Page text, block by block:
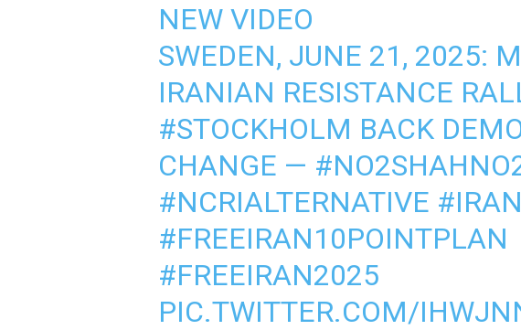
NEW VIDEO
SWEDEN, JUNE 21, 2025:
IRANIAN RESISTANCE
#STOCKHOLM BACK
CHANGE —
#NCRIALTERNATIVE
#FREEIRAN10POINTPLAN
#FREEIRAN2025
PIC.TWITTER.COM/